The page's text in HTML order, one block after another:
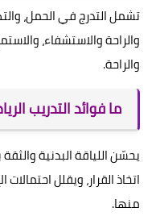
تشمل التدرج في الحمل،
والراحة والاستشفاء،
والراحة.
ما فوائد التدريب
يحسّن اللياقة البدنية
اتخاذ القرار، ويقلل
منها.